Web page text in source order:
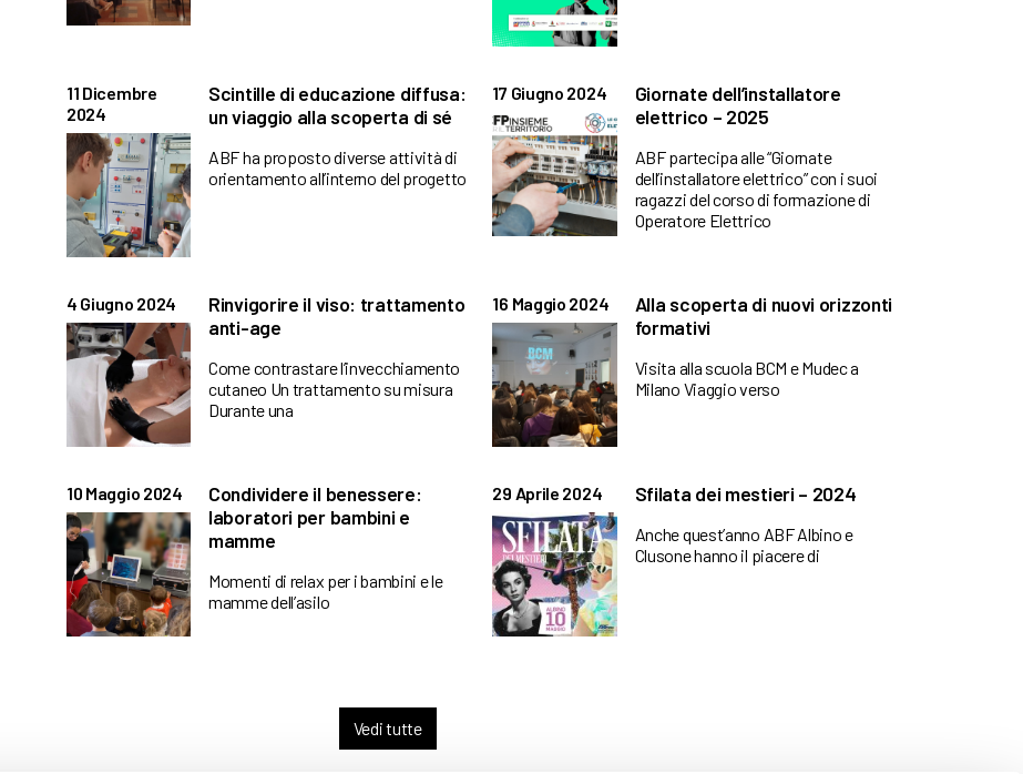
11 Dicembre
2024
Scintille di educazione diffusa:
un viaggio alla scoperta di sé
ABF ha proposto diverse attività di
orientamento all’interno del progetto
17 Giugno 2024
Giornate dell’installatore
elettrico – 2025
ABF partecipa alle “Giornate
dell’installatore elettrico” con i suoi
ragazzi del corso di formazione di
Operatore Elettrico
4 Giugno 2024
Rinvigorire il viso: trattamento
anti-age
Come contrastare l’invecchiamento
cutaneo Un trattamento su misura
Durante una
16 Maggio 2024
Alla scoperta di nuovi orizzonti
formativi
Visita alla scuola BCM e Mudec a
Milano Viaggio verso
10 Maggio 2024
Condividere il benessere:
laboratori per bambini e
mamme
Momenti di relax per i bambini e le
mamme dell’asilo
29 Aprile 2024 Sfilata dei mestieri – 2024
Anche quest’anno ABF Albino e
Clusone hanno il piacere di
Vedi tutte